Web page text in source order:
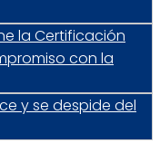
la Certificación
con la
y se despide del